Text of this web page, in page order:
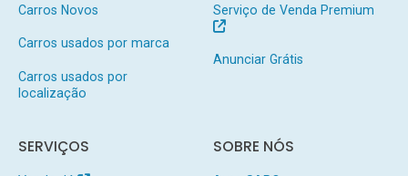
Carros Novos
Carros usados por marca
Carros usados por
localização
Serviço de Venda Premium
Anunciar Grátis
SERVIÇOS SOBRE NÓS